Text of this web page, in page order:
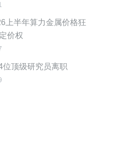
上半年算力金属价格狂
价权
顶级研究员离职